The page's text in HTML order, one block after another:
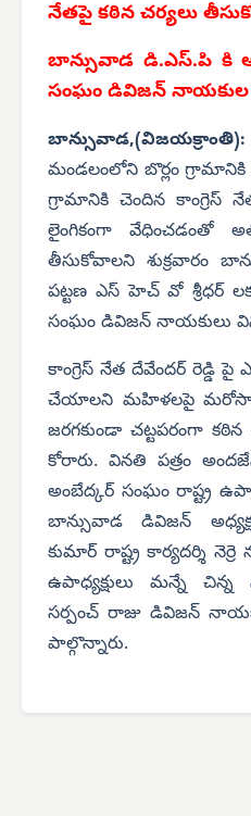
నేతపై కఠిన చర్యలు
బాన్సువాడ డి.ఎస్.పి కి
సంఘం డివిజన్
బాన్సువాడ,(విజయక్రాంతి):
మండలంలోని బొర్లం
గ్రామానికి చెందిన కాంగ్రెస్
లైంగికంగా వేధించడంతో
తీసుకోవాలని శుక్రవారం
పట్టణ ఎస్ హెచ్ వో శ్రీధర్
సంఘం డివిజన్ నాయకులు
కాంగ్రెస్ నేత దేవేందర్ రెడ్డి పై
చేయాలని మహిళలపై
జరగకుండా చట్టపరంగా
కోరారు. వినతి పత్రం
అంబేద్కర్ సంఘం రాష్ట్ర
బాన్సువాడ డివిజన్
కుమార్ రాష్ట్ర కార్యదర్శి
ఉపాధ్యక్షులు మన్నే
సర్పంచ్ రాజు డివిజన్
పాల్గొన్నారు.